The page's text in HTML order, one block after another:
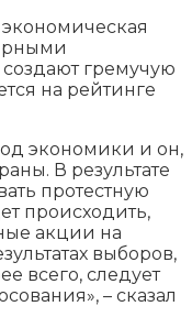
гремучую
на рейтинге
экономики и он,
В результате
протестную
происходить,
акции на
выборов,
всего, следует
– сказал